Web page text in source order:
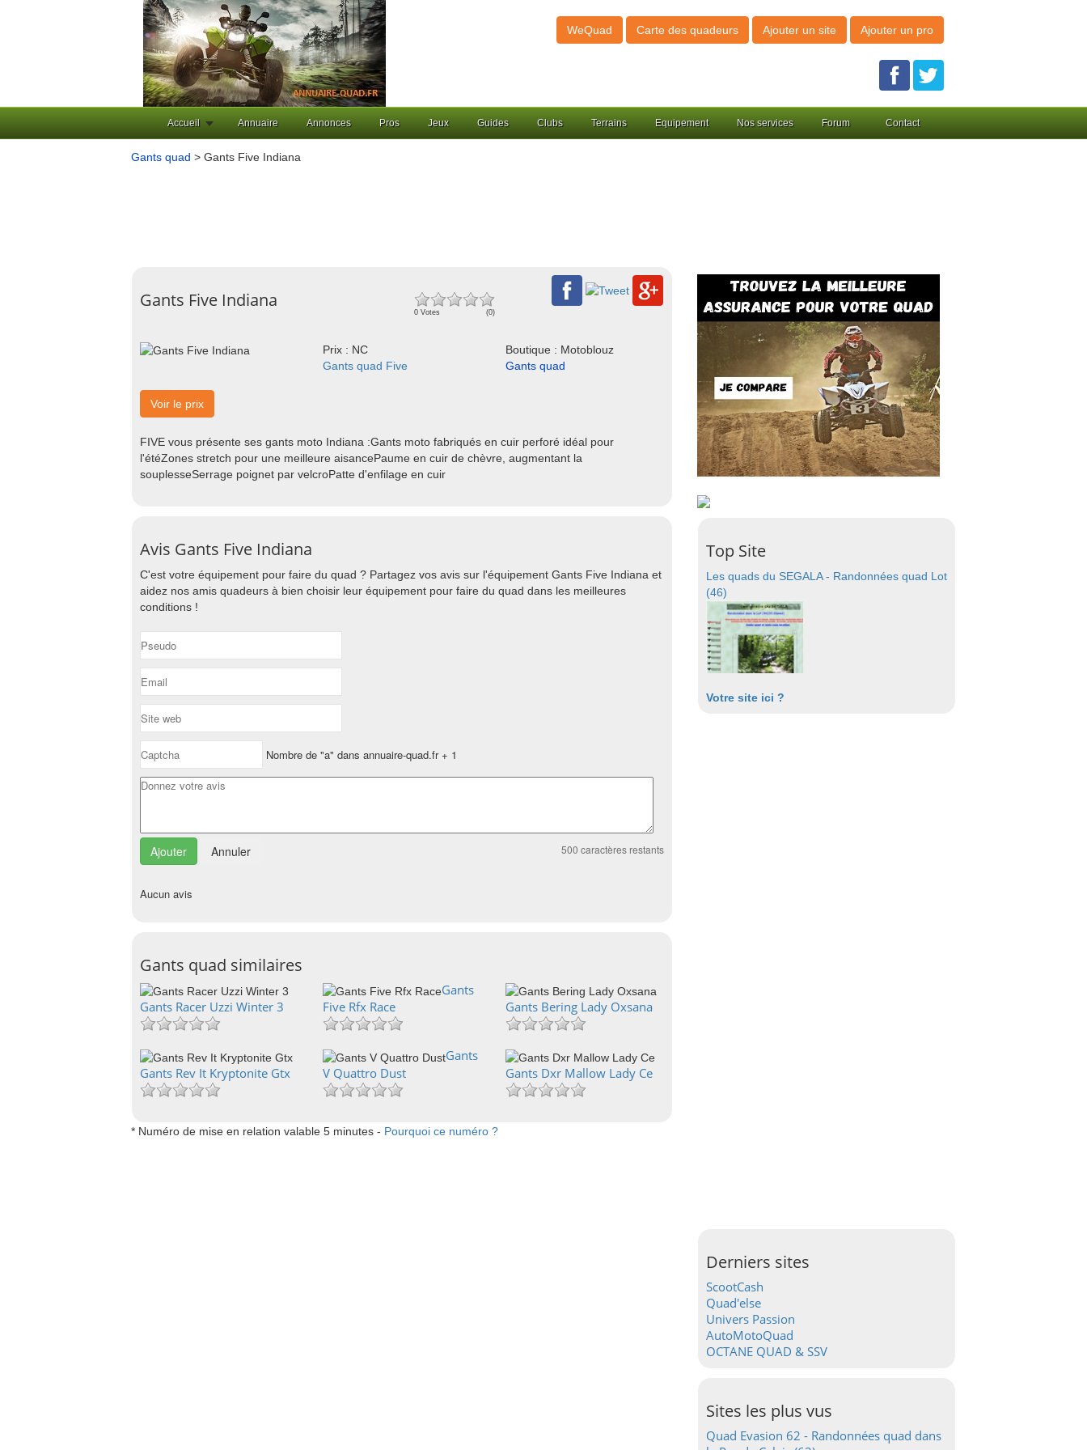
WeQuad Carte des quadeurs Ajouter un site Ajouter un pro
Accueil Annuaire Annonces Pros Jeux Guides Clubs Terrains Equipement Nos services Forum Contact
Gants quad > Gants Five Indiana
Gants Five Indiana
0 Votes (0)
Prix : NC
Boutique : Motoblouz
Gants quad Five
Gants quad
Voir le prix
FIVE vous présente ses gants moto Indiana :Gants moto fabriqués en cuir perforé idéal pour
l'étéZones stretch pour une meilleure aisancePaume en cuir de chèvre, augmentant la
souplesseSerrage poignet par velcroPatte d'enfilage en cuir
Avis Gants Five Indiana
C'est votre équipement pour faire du quad ? Partagez vos avis sur l'équipement Gants Five Indiana et
aidez nos amis quadeurs à bien choisir leur équipement pour faire du quad dans les meilleures
conditions !
Nombre de "a" dans annuaire-quad.fr + 1
Annuler 500 caractères restants
Aucun avis
Gants quad similaires
Gants Racer Uzzi Winter 3
Gants
Five Rfx Race
Gants Bering Lady Oxsana
Gants Rev It Kryptonite Gtx
Gants
V Quattro Dust
Gants Dxr Mallow Lady Ce
* Numéro de mise en relation valable 5 minutes - Pourquoi ce numéro ?
Top Site
Les quads du SEGALA - Randonnées quad Lot
(46)
Votre site ici ?
Derniers sites
ScootCash
Quad'else
Univers Passion
AutoMotoQuad
OCTANE QUAD & SSV
Sites les plus vus
Quad Evasion 62 - Randonnées quad dans